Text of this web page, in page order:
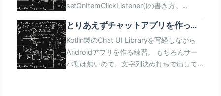
View?,parent: ViewGroup?): View fun
が保持するアイテムの個数を返す。
ListViewAdapterが保持するList<Article&gt
のサイズを返すようにする。 fun
getItem(position: Int): Any? 名前の通り、
setOnItemClickListener()の書き方。
AdapterView.OnItemClickListenerオブジェ
クトを取る。 OnItemClickListenerオブジェ
クトは1つの仮想関数(Single Abstract
Method)を持っていて、 それを実装したも
とりあえずチャットアプリを作って
みる
Kotlin製のChat UI Libraryを写経しながら
Androidアプリを作る練習。 もちろんサー
バ側は無いので、文字列決め打ちで出してる